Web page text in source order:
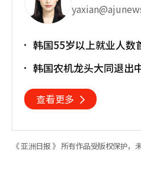
韩国55岁以上就业人数
韩国农机龙头大同退出
查看更多
《 亚洲日报 》 所有作品受版权保护，